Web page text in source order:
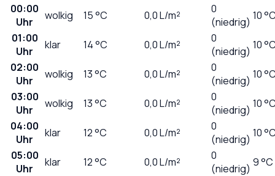
00:00
Uhr
wolkig 15°C 0,0L/m²
0
(niedrig) 10
01:00
Uhr
klar 14°C 0,0L/m²
0
(niedrig) 10
02:00
Uhr
wolkig 13°C 0,0L/m²
0
(niedrig) 10
03:00
Uhr
wolkig 13°C 0,0L/m²
0
(niedrig) 10
04:00
Uhr
klar 12°C 0,0L/m²
0
(niedrig) 10
05:00
Uhr
klar 12°C 0,0L/m²
0
(niedrig) 9 °C